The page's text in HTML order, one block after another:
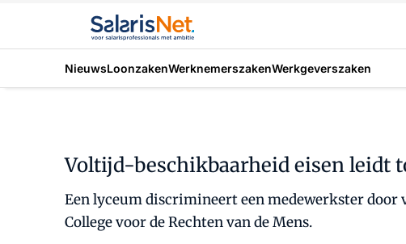
NieuwsLoonzakenWerknemerszakenWerkgeverszaken
Voltijd-beschikbaarheid eisen leidt
Een lyceum discrimineert een medewerkster door
College voor de Rechten van de Mens.